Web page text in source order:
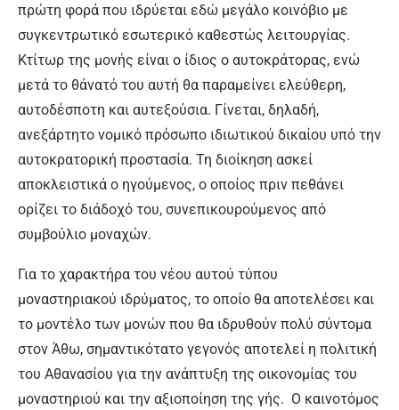
πρώτη φορά που ιδρύεται εδώ μεγάλο κοινόβιο με
συγκεντρωτικό εσωτερικό καθεστώς λειτουργίας.
Κτίτωρ της μονής είναι ο ίδιος ο αυτοκράτορας, ενώ
μετά το θάνατό του αυτή θα παραμείνει ελεύθερη,
αυτοδέσποτη και αυτεξούσια. Γίνεται, δηλαδή,
ανεξάρτητο νομικό πρόσωπο ιδιωτικού δικαίου υπό την
αυτοκρατορική προστασία. Τη διοίκηση ασκεί
αποκλειστικά ο ηγούμενος, ο οποίος πριν πεθάνει
ορίζει το διάδοχό του, συνεπικουρούμενος από
συμβούλιο μοναχών.
Για το χαρακτήρα του νέου αυτού τύπου
μοναστηριακού ιδρύματος, το οποίο θα αποτελέσει και
το μοντέλο των μονών που θα ιδρυθούν πολύ σύντομα
στον Άθω, σημαντικότατο γεγονός αποτελεί η πολιτική
του Αθανασίου για την ανάπτυξη της οικονομίας του
μοναστηριού και την αξιοποίηση της γής. Ο καινοτόμος